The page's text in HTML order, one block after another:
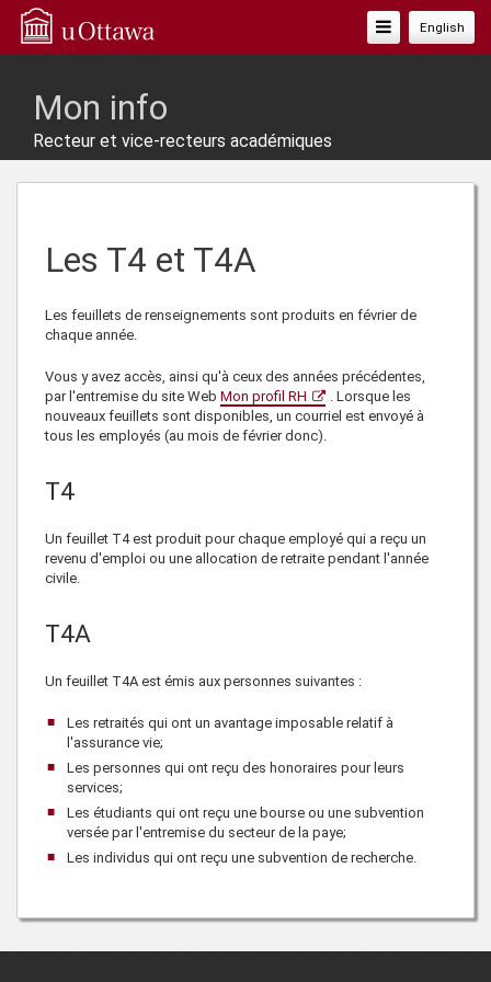
English
Basculer
La
Mon info
Recteur et vice-recteurs académiques
Les T4 et T4A
Les feuillets de renseignements sont produits en février de
chaque année.
Vous y avez accès, ainsi qu'à ceux des années précédentes,
par l'entremise du site Web Mon profil RH
. Lorsque les
nouveaux feuillets sont disponibles, un courriel est envoyé à
tous les employés (au mois de février donc).
T4
Un feuillet T4 est produit pour chaque employé qui a reçu un
revenu d'emploi ou une allocation de retraite pendant l'année
civile.
T4A
Un feuillet T4A est émis aux personnes suivantes :
Les retraités qui ont un avantage imposable relatif à
l'assurance vie;
Les personnes qui ont reçu des honoraires pour leurs
services;
Les étudiants qui ont reçu une bourse ou une subvention
versée par l'entremise du secteur de la paye;
Les individus qui ont reçu une subvention de recherche.